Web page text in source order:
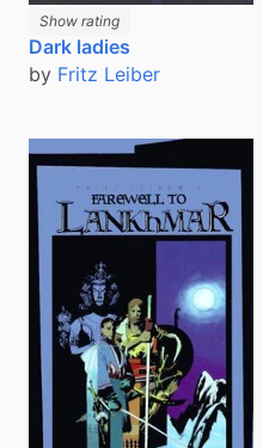
Show rating
Dark ladies
by Fritz Leiber